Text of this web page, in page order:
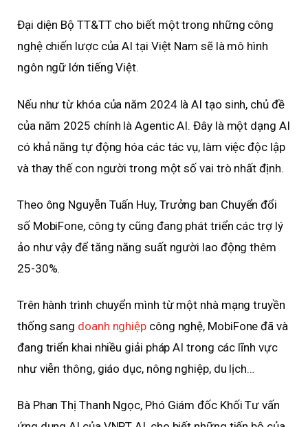
Đại diện Bộ TT&TT cho biết một trong những công
nghệ chiến lược của AI tại Việt Nam sẽ là mô hình
ngôn ngữ lớn tiếng Việt.
Nếu như từ khóa của năm 2024 là AI tạo sinh, chủ đề
của năm 2025 chính là Agentic AI. Đây là một dạng AI
có khả năng tự động hóa các tác vụ, làm việc độc lập
và thay thế con người trong một số vai trò nhất định.
Theo ông Nguyễn Tuấn Huy, Trưởng ban Chuyển đổi
số MobiFone, công ty cũng đang phát triển các trợ lý
ảo như vậy để tăng năng suất người lao động thêm
25-30%.
Trên hành trình chuyển mình từ một nhà mạng truyền
thống sang doanh nghiệp công nghệ, MobiFone đã và
đang triển khai nhiều giải pháp AI trong các lĩnh vực
như viễn thông, giáo dục, nông nghiệp, du lịch…
Bà Phan Thị Thanh Ngọc, Phó Giám đốc Khối Tư vấn